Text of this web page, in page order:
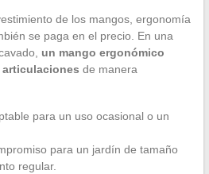
de los mangos, ergonomía
se paga en el precio. En una
un mango ergonómico
de manera
para un uso ocasional o un
para un jardín de tamaño
regular.